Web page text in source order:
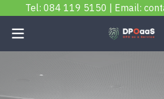
Tel: 084 119 5150 | Email: